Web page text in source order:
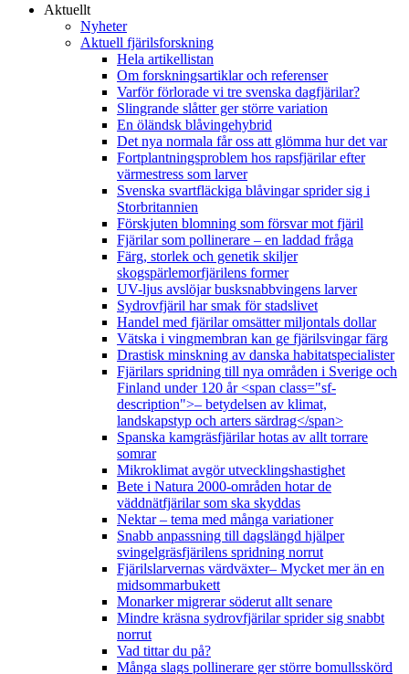
Aktuellt
Nyheter
Aktuell fjärilsforskning
Hela artikellistan
Om forskningsartiklar och referenser
Varför förlorade vi tre svenska dagfjärilar?
Slingrande slåtter ger större variation
En öländsk blåvingehybrid
Det nya normala får oss att glömma hur det var
Fortplantningsproblem hos rapsfjärilar efter
värmestress som larver
Svenska svartfläckiga blåvingar sprider sig i
Storbritannien
Förskjuten blomning som försvar mot fjäril
Fjärilar som pollinerare – en laddad fråga
Färg, storlek och genetik skiljer
skogspärlemorfjärilens former
UV-ljus avslöjar busksnabbvingens larver
Sydrovfjäril har smak för stadslivet
Handel med fjärilar omsätter miljontals dollar
Vätska i vingmembran kan ge fjärilsvingar färg
Drastisk minskning av danska habitatspecialister
Fjärilars spridning till nya områden i Sverige och
Finland under 120 år <span class="sf-
description">– betydelsen av klimat,
landskapstyp och arters särdrag</span>
Spanska kamgräsfjärilar hotas av allt torrare
somrar
Mikroklimat avgör utvecklingshastighet
Bete i Natura 2000-områden hotar de
väddnätfjärilar som ska skyddas
Nektar – tema med många variationer
Snabb anpassning till dagslängd hjälper
svingelgräsfjärilens spridning norrut
Fjärilslarvernas värdväxter– Mycket mer än en
midsommarbukett
Monarker migrerar söderut allt senare
Mindre kräsna sydrovfjärilar sprider sig snabbt
norrut
Vad tittar du på?
Många slags pollinerare ger större bomullsskörd